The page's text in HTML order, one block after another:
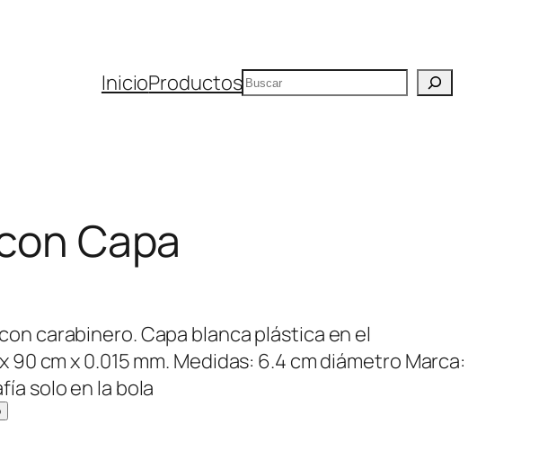
InicioProductosBuscar
Capa
carabinero. Capa blanca plástica en el
90 cm x 0.015 mm. Medidas: 6.4 cm diámetro Marca:
solo en la bola